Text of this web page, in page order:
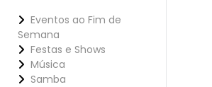
Eventos ao Fim de
Semana
Festas e Shows
Música
Samba